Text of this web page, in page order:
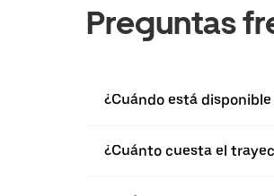
Preguntas
¿Cuándo está
¿Cuánto cuesta el